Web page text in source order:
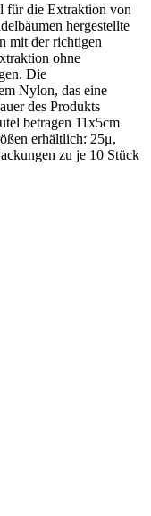
für die Extraktion von
hergestellte
mit der richtigen
ohne
Die
Nylon, das eine
des Produkts
betragen 11x5cm
erhältlich: 25μ,
zu je 10 Stück